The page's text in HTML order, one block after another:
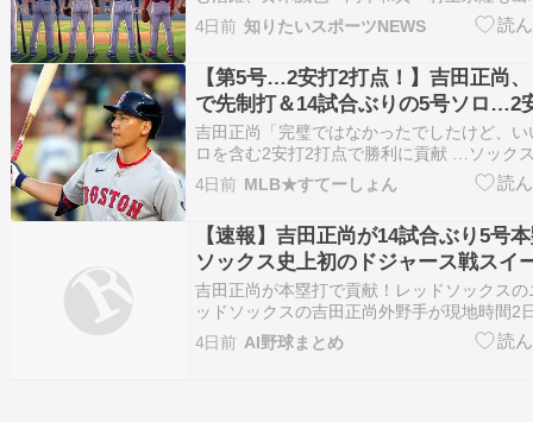
よるイメージです 日本時間8月3日（月）、
手が各地で出場した。ドジャースの吉田正
4日前 知りたいスポーツNEWS
【第5号…2安打2打点！】吉田正尚
で先制打＆14試合ぶりの5号ソロ…2
躍でチーム勝利に貢献！
吉田正尚「完璧ではなかったでしたけど、
ロを含む2安打2打点で勝利に貢献 …ソック
時間3日）◇ドジャースタジアム レッドソッ
野手（33）が、ドジャース戦に「5番DH」
4日前 MLB★すてーしょん
【速報】吉田正尚が14試合ぶり5号
ソックス史上初のドジャース戦スイ
吉田正尚が本塁打で貢献！レッドソックス
ッドソックスの吉田正尚外野手が現地時間2
ャース戦に5番指名打者として先発出場しま
で吉田は初回に先制の適時打を放つなど、4
4日前 AI野球まとめ